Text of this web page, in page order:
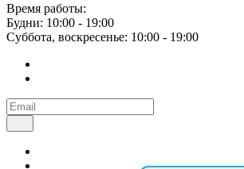
Время работы:
Будни: 10:00 - 19:00
Суббота, воскресенье: 10:00 - 19:00